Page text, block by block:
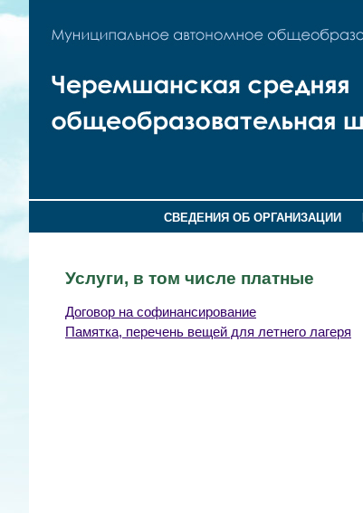
СВЕДЕНИЯ ОБ ОРГАНИЗАЦИИ
Услуги, в том числе платные
Договор на софинансирование
Памятка, перечень вещей для летнего лагеря